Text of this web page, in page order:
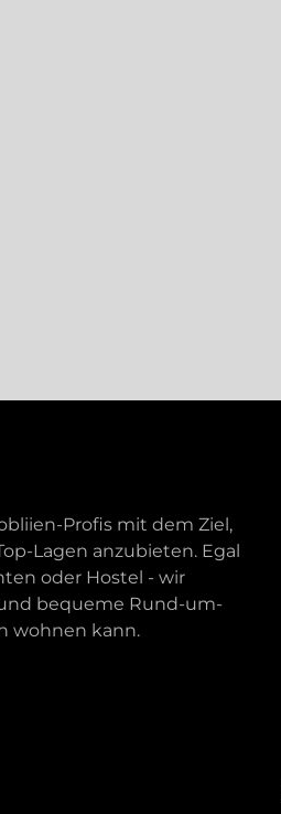
Profis mit dem Ziel,
Lagen anzubieten. Egal
oder Hostel - wir
bequeme Rund-um-
wohnen kann.